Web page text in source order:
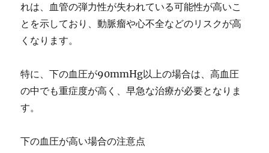
れは、血管の弾力性が失われている可能性が高いこ
とを示しており、動脈瘤や心不全などのリスクが高
くなります。
特に、下の血圧が90mmHg以上の場合は、高血圧
の中でも重症度が高く、早急な治療が必要となりま
す。
下の血圧が高い場合の注意点